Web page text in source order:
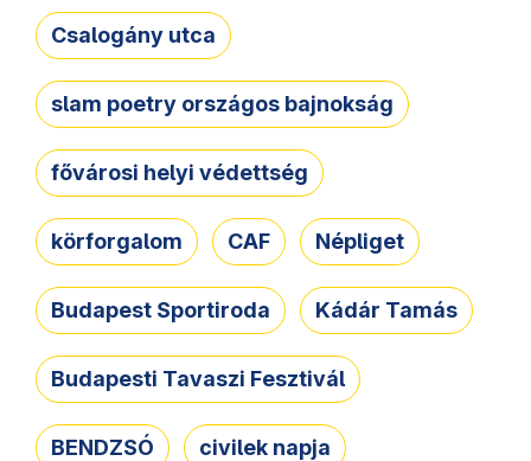
Csalogány utca
slam poetry országos bajnokság
fővárosi helyi védettség
körforgalom CAF Népliget
Budapest Sportiroda Kádár Tamás
Budapesti Tavaszi Fesztivál
BENDZSÓ civilek napja